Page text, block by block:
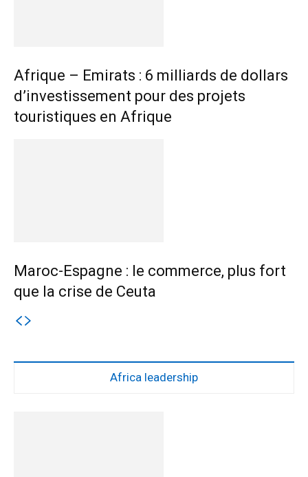
Afrique – Emirats : 6 milliards de dollars
d’investissement pour des projets
touristiques en Afrique
Maroc-Espagne : le commerce, plus fort
que la crise de Ceuta
Africa leadership